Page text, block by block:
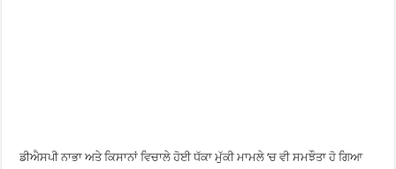
ਡੀਐਸਪੀ ਨਾਭਾ ਅਤੇ ਕਿਸਾਨਾਂ ਵਿਚਾਲੇ ਹੋਈ ਧੱਕਾ ਮੁੱਕੀ ਮਾਮਲੇ ‘ਚ ਵੀ ਸਮਝੌਤਾ ਹੋ ਗਿਆ